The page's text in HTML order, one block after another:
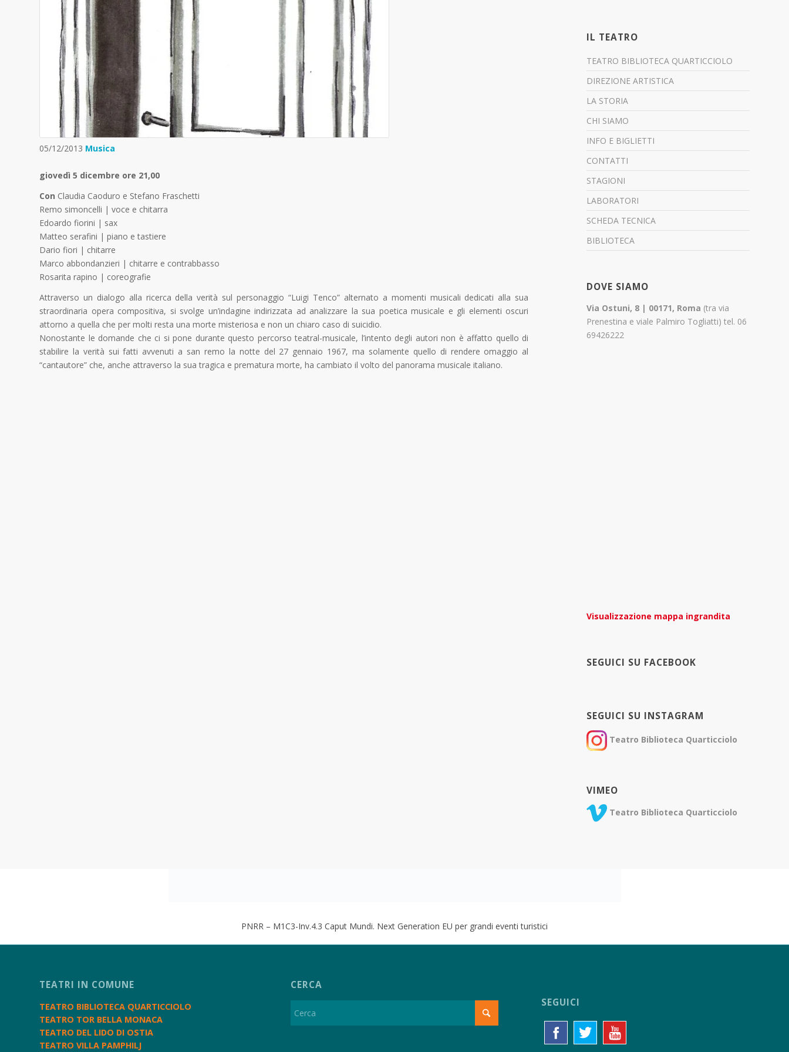
05/12/2013 Musica
giovedì 5 dicembre ore 21,00
Con Claudia Caoduro e Stefano Fraschetti
Remo simoncelli | voce e chitarra
Edoardo fiorini | sax
Matteo serafini | piano e tastiere
Dario fiori | chitarre
Marco abbondanzieri | chitarre e contrabbasso
Rosarita rapino | coreografie
Attraverso un dialogo alla ricerca della verità sul personaggio “Luigi Tenco” alternato a momenti musicali dedicati alla sua
straordinaria opera compositiva, si svolge un’indagine indirizzata ad analizzare la sua poetica musicale e gli elementi oscuri
attorno a quella che per molti resta una morte misteriosa e non un chiaro caso di suicidio.
Nonostante le domande che ci si pone durante questo percorso teatral-musicale, l’intento degli autori non è affatto quello di
stabilire la verità sui fatti avvenuti a san remo la notte del 27 gennaio 1967, ma solamente quello di rendere omaggio al
“cantautore” che, anche attraverso la sua tragica e prematura morte, ha cambiato il volto del panorama musicale italiano.
IL TEATRO
TEATRO BIBLIOTECA QUARTICCIOLO
DIREZIONE ARTISTICA
LA STORIA
CHI SIAMO
INFO E BIGLIETTI
CONTATTI
STAGIONI
LABORATORI
SCHEDA TECNICA
BIBLIOTECA
DOVE SIAMO
Via Ostuni, 8 | 00171, Roma (tra via
Prenestina e viale Palmiro Togliatti) tel. 06
69426222
Visualizzazione mappa ingrandita
SEGUICI SU FACEBOOK
SEGUICI SU INSTAGRAM
Teatro Biblioteca Quarticciolo
VIMEO
Teatro Biblioteca Quarticciolo
PNRR – M1C3-Inv.4.3 Caput Mundi. Next Generation EU per grandi eventi turistici
TEATRI IN COMUNE
TEATRO BIBLIOTECA QUARTICCIOLO
TEATRO TOR BELLA MONACA
TEATRO DEL LIDO DI OSTIA
TEATRO VILLA PAMPHILJ
CERCA
SEGUICI